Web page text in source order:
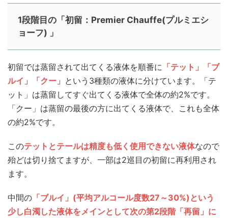
1段階目の「初留：Premier Chauffe(プルミエシ
ョーフ) 」
初留では蒸留されて出てくる液体を順番に 「テット」「ブ
ルイ」「クー」 という3種類の液体に分けています。「テ
ット」は蒸留してすぐ出てくる液体で全体の約2%です。
「クー」は蒸留の最後の方に出てくる液体で、これも全体
の約2%です。
このテットとテールは精度も低く使用できない液体なので
殆どは切り捨てますが、一部は2巡目の初留に再利用され
ます。
中間の 「ブルイ」(平均アルコール度数27～30%)という
少し白濁した液体をメインとして次の第2段階「再留」に